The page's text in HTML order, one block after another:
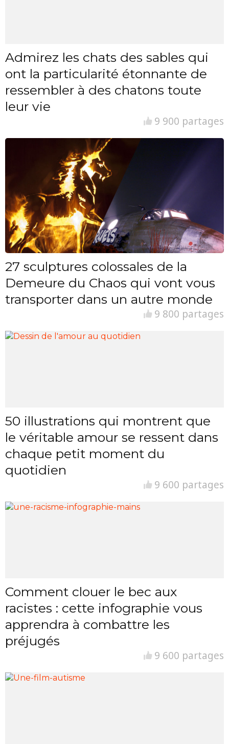
Admirez les chats des sables qui
ont la particularité étonnante de
ressembler à des chatons toute
leur vie
9 900 partages
27 sculptures colossales de la
Demeure du Chaos qui vont vous
transporter dans un autre monde
9 800 partages
50 illustrations qui montrent que
le véritable amour se ressent dans
chaque petit moment du
quotidien
9 600 partages
Comment clouer le bec aux
racistes : cette infographie vous
apprendra à combattre les
préjugés
9 600 partages